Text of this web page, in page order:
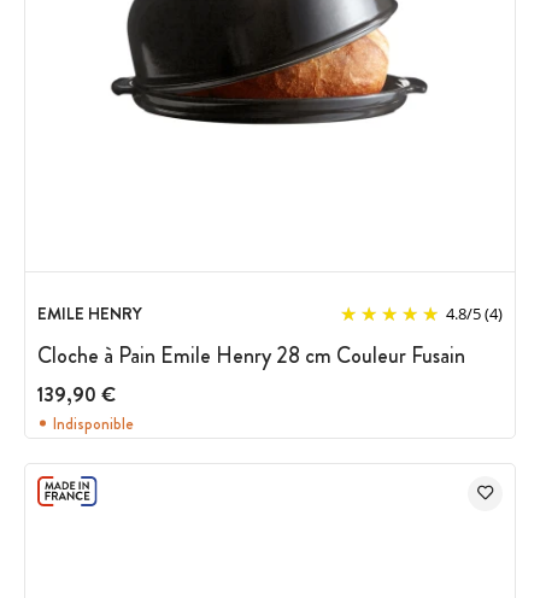
EMILE HENRY 4.8/5(4)
Cloche à Pain Emile Henry 28 cm Couleur Fusain
139,90 €
Indisponible